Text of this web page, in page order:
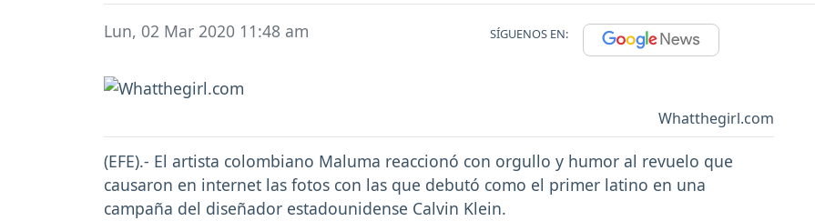
Lun, 02 Mar 2020 11:48 am SÍGUENOS EN:
Whatthegirl.com
(EFE).- El artista colombiano Maluma reaccionó con orgullo y humor al revuelo que
causaron en internet las fotos con las que debutó como el primer latino en una
campaña del diseñador estadounidense Calvin Klein.